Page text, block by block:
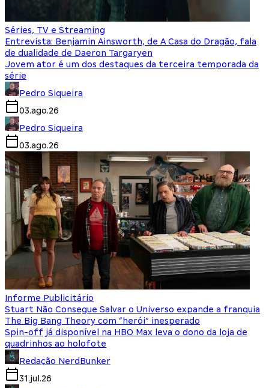
Séries, TV e Streaming
Entrevista: Benjamin Ainsworth, de A Casa do Dragão, fala
de dualidade de Daeron Targaryen
Jovem ator é um dos destaques da terceira temporada da
série
Pedro Siqueira
03.ago.26
Pedro Siqueira
03.ago.26
Informe Publicitário
Stuart Não Consegue Salvar o Universo expande a franquia
The Big Bang Theory com “herói” inesperado
Spin-off já disponível na HBO Max leva o dono da loja de
quadrinhos ao holofote
Redação NerdBunker
31.jul.26